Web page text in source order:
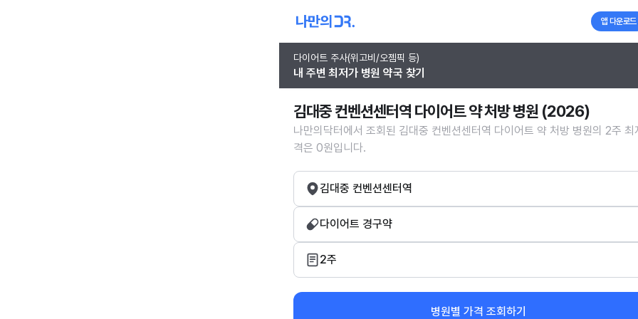
앱 다운로드
다이어트 주사(위고비/오젬픽 등)
내 주변 최저가 병원 약국 찾기
김대중 컨벤션센터역 다이어트 약 처방 병원 (2026)
나만의닥터에서 조회된 김대중 컨벤션센터역 다이어트 약 처방 병원의 2주 최
격은 0원입니다.
김대중 컨벤션센터역
다이어트 경구약
2주
병원별 가격 조회하기